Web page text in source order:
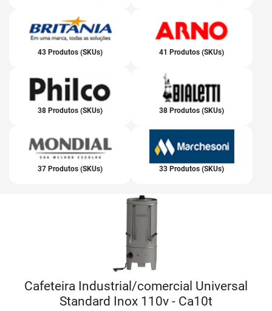
43 Produtos (SKUs) 41 Produtos (SKUs)
38 Produtos (SKUs) 38 Produtos (SKUs)
37 Produtos (SKUs) 33 Produtos (SKUs)
Cafeteira Industrial/comercial Universal
Standard Inox 110v - Ca10t